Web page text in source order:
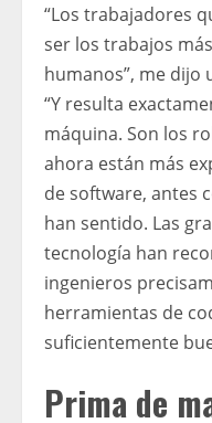
“Los trabajadores
ser los trabajos
humanos”, me dijo
“Y resulta
máquina. Son los
ahora están más
de software, antes
han sentido. Las
tecnología han
ingenieros
herramientas de
suficientemente
Prima de